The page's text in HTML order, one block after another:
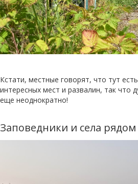
Кстати, местные говорят, что тут
интересных мест и развалин, так что
еще неоднократно!
Заповедники и села